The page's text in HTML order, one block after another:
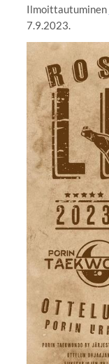
Ilmoittautuminen
7.9.2023.